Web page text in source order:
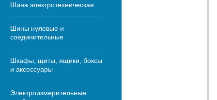
Шина электротехническая
Шины нулевые и
соединительные
Шкафы, щиты, ящики, боксы
и аксессуары
Электроизмерительные